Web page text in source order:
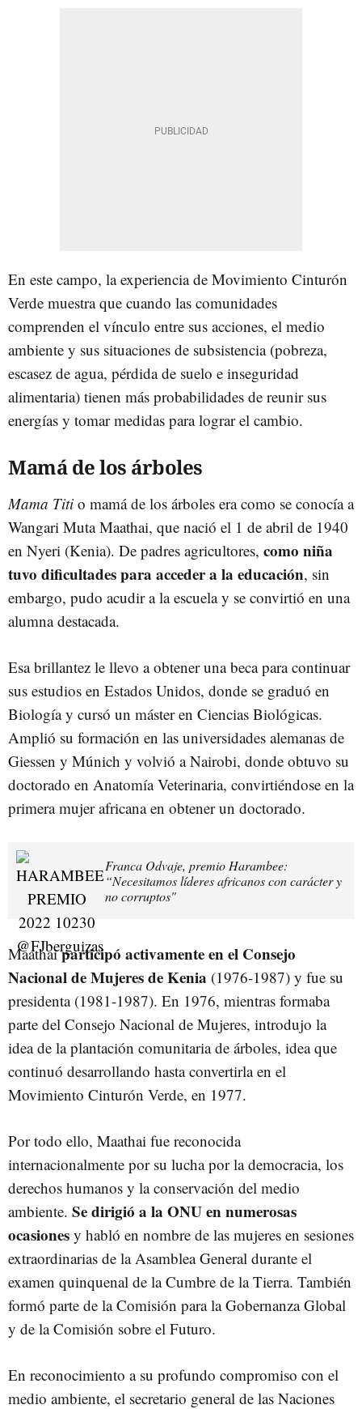
En este campo, la experiencia de Movimiento Cinturón
Verde muestra que cuando las comunidades
comprenden el vínculo entre sus acciones, el medio
ambiente y sus situaciones de subsistencia (pobreza,
escasez de agua, pérdida de suelo e inseguridad
alimentaria) tienen más probabilidades de reunir sus
energías y tomar medidas para lograr el cambio.
Mamá de los árboles
Mama Titi o mamá de los árboles era como se conocía a
Wangari Muta Maathai, que nació el 1 de abril de 1940
en Nyeri (Kenia). De padres agricultores, como niña
tuvo dificultades para acceder a la educación, sin
embargo, pudo acudir a la escuela y se convirtió en una
alumna destacada.
Esa brillantez le llevo a obtener una beca para continuar
sus estudios en Estados Unidos, donde se graduó en
Biología y cursó un máster en Ciencias Biológicas.
Amplió su formación en las universidades alemanas de
Giessen y Múnich y volvió a Nairobi, donde obtuvo su
doctorado en Anatomía Veterinaria, convirtiéndose en la
primera mujer africana en obtener un doctorado.
Franca Odvaje, premio Harambee:
“Necesitamos líderes africanos con carácter y
no corruptos"
Maathaiparticipó activamente en el Consejo
Nacional de Mujeres de Kenia (1976-1987) y fue su
presidenta (1981-1987). En 1976, mientras formaba
parte del Consejo Nacional de Mujeres, introdujo la
idea de la plantación comunitaria de árboles, idea que
continuó desarrollando hasta convertirla en el
Movimiento Cinturón Verde, en 1977.
Por todo ello, Maathai fue reconocida
internacionalmente por su lucha por la democracia, los
derechos humanos y la conservación del medio
ambiente. Se dirigió a la ONU en numerosas
ocasiones y habló en nombre de las mujeres en sesiones
extraordinarias de la Asamblea General durante el
examen quinquenal de la Cumbre de la Tierra. También
formó parte de la Comisión para la Gobernanza Global
y de la Comisión sobre el Futuro.
En reconocimiento a su profundo compromiso con el
medio ambiente, el secretario general de las Naciones